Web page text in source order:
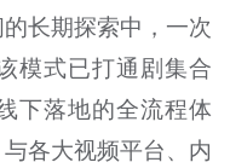
长期探索中，一次
模式已打通剧集合
下落地的全流程体
各大视频平台、内